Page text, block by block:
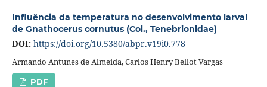
Influência da temperatura no desenvolvimento larval
de Gnathocerus cornutus (Col., Tenebrionidae)
DOI: https://doi.org/10.5380/abpr.v19i0.778
Armando Antunes de Almeida, Carlos Henry Bellot Vargas
PDF